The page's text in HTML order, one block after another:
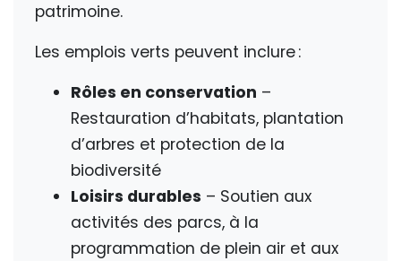
patrimoine.
Les emplois verts peuvent inclure :
Rôles en conservation –
Restauration d’habitats, plantation
d’arbres et protection de la
biodiversité
Loisirs durables – Soutien aux
activités des parcs, à la
programmation de plein air et aux